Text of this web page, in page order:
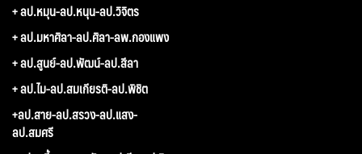
+ ลป.หมุน-ลป.หนุน-ลป.วิจิตร
+ ลป.มหาศิลา-ลป.ศิลา-ลพ.กองแพง
+ ลป.สูนย์-ลป.พัฒน์-ลป.สีลา
+ ลป.ไม-ลป.สมเกียรติ-ลป.พิชิต
+ลป.สาย-ลป.สรวง-ลป.แสง-
ลป.สมศรี